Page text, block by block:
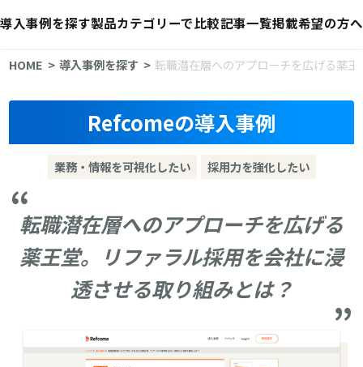
導入事例を探す製品カテゴリーで比較記事一覧掲載希望の方へ
HOME 導入事例を探す 転職潜在層へのアプローチを広げる薬
Refcomeの導入事例
業務・情報を可視化したい 採用力を強化したい
転職潜在層へのアプローチを広げる
薬王堂。リファラル採用を会社に浸
透させる取り組みとは？